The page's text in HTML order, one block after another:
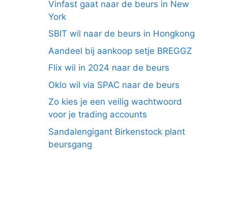
Vinfast gaat naar de beurs in New
York
SBIT wil naar de beurs in Hongkong
Aandeel bij aankoop setje BREGGZ
Flix wil in 2024 naar de beurs
Oklo wil via SPAC naar de beurs
Zo kies je een veilig wachtwoord
voor je trading accounts
Sandalengigant Birkenstock plant
beursgang